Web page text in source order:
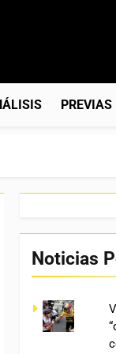
Previas YPREVIAS
Noticias